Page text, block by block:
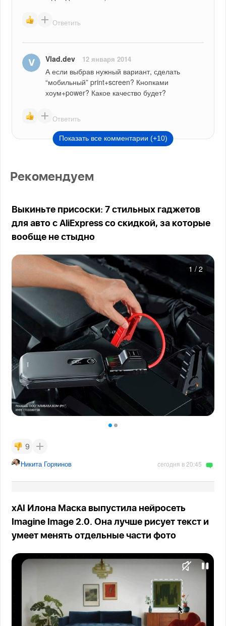
Ответить
Vlad.dev 12 января 2014
А если выбрав нужный вариант, сделать
“мобильный” print+screen? Кнопками
хоум+power? Какое качество будет?
Ответить
Показать все комментарии (+10)
Рекомендуем
Выкиньте присоски: 7 стильных гаджетов
для авто с AliExpress со скидкой, за которые
вообще не стыдно
1 / 2
9
Никита Горяинов сегодня в 20:45
xAI Илона Маска выпустила нейросеть
Imagine Image 2.0. Она лучше рисует текст и
умеет менять отдельные части фото